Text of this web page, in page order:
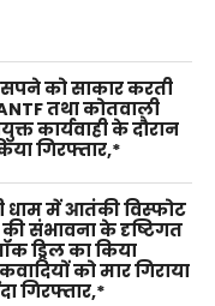
को साकार करती
तथा कोतवाली
कार्यवाही के दौरान
गिरफ्तार,*
धाम में आतंकी विस्फोट
संभावना के दृष्टिगत
ड्रिल का किया
को मार गिराया
गिरफ्तार,*